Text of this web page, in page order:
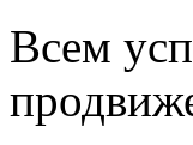
Всем